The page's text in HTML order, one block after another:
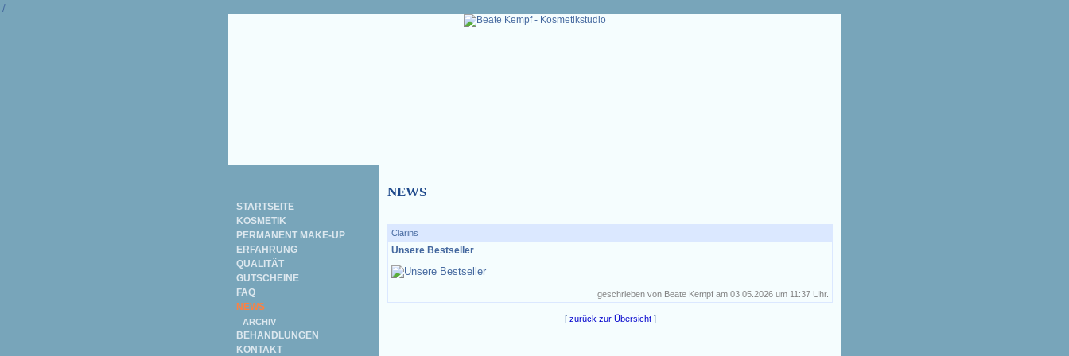
/
STARTSEITE
KOSMETIK
PERMANENT MAKE-UP
ERFAHRUNG
QUALITÄT
GUTSCHEINE
FAQ
NEWS
ARCHIV
BEHANDLUNGEN
KONTAKT
NEWS
Clarins
Unsere Bestseller
geschrieben von Beate Kempf am 03.05.2026 um 11:37 Uhr.
[ zurück zur Übersicht]